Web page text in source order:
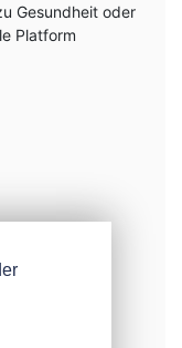
Gesundheit oder
Platform